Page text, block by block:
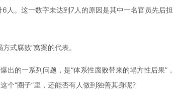
人。这一数字未达到7人的原因是其中一名官员先后担
式腐败”窝案的代表。
的一系列问题，是“体系性腐败带来的塌方性后果”，
个“圈子”里，还能否有人做到独善其身呢?